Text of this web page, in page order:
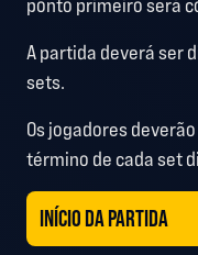
A partida deverá ser
sets.
Os jogadores
término de cada set
INÍCIO DA PARTIDA